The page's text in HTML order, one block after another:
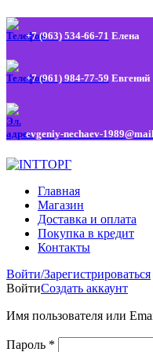
+7 (963) 534-66-71 Елена
+7 (961) 984-77-59 Евгений
evgeniy-nechaev-
Главная
Магазин
Доставка и оплата
Покупка в кредит
Контакты
Войти/Зарегистрироваться
ВойтиСоздать аккаунт
Имя пользователя или
Пароль *